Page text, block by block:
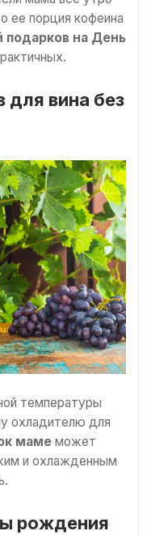
ее порция кофеина
подарков на День
для вина без
температуры
охладителю для
маме может
и охлажденным
рождения